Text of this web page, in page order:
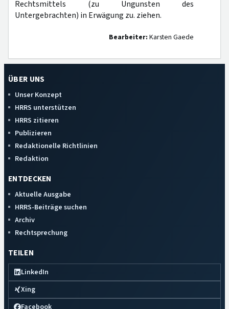
Rechtsmittels (zu Ungunsten des
Untergebrachten) in Erwägung zu. ziehen.
Bearbeiter: Karsten Gaede
ÜBER UNS
Unser Konzept
HRRS unterstützen
HRRS zitieren
Publizieren
Redaktionelle Richtlinien
Redaktion
ENTDECKEN
Aktuelle Ausgabe
HRRS-Beiträge suchen
Archiv
Rechtsprechung
TEILEN
LinkedIn
Xing
Facebook